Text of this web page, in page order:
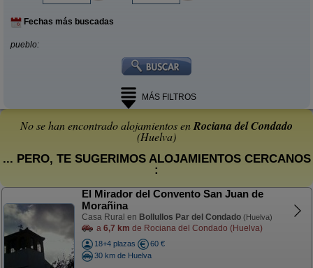
Fechas más buscadas
pueblo:
MÁS FILTROS
No se han encontrado alojamientos enRociana del Condado
(Huelva)
... PERO, TE SUGERIMOS ALOJAMIENTOS CERCANOS
:
El Mirador del Convento San Juan de
Morañina
Casa Rural en Bollullos Par del Condado (Huelva)
a 6,7 km de Rociana del Condado (Huelva)
18+4 plazas
60 €
30 km de Huelva